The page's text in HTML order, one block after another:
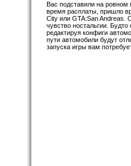
Вас подставили на ровном
время расплаты, пришло
City или GTA:San Andreas.
чувство ностальгии.
редактируя конфиги
пути автомобили будут
запуска игры вам